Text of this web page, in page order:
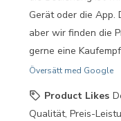
Gerät oder die App.
aber wir finden die
gerne eine
Översätt med Google
Product Likes
Qualität, Preis-